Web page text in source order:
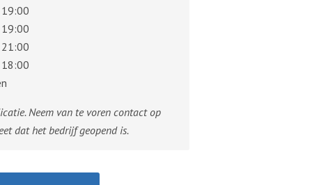
Neem van te voren contact op
dat het bedrijf geopend is.